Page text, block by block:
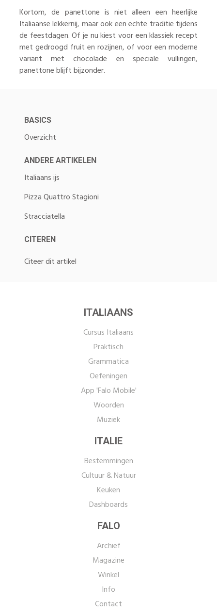
Kortom, de panettone is niet alleen een heerlijke
Italiaanse lekkernij, maar ook een echte traditie tijdens
de feestdagen. Of je nu kiest voor een klassiek recept
met gedroogd fruit en rozijnen, of voor een moderne
variant met chocolade en speciale vullingen,
panettone blijft bijzonder.
BASICS
Overzicht
ANDERE ARTIKELEN
Italiaans ijs
Pizza Quattro Stagioni
Stracciatella
CITEREN
Citeer dit artikel
ITALIAANS
Cursus Italiaans
Praktisch
Grammatica
Oefeningen
App 'Falo Mobile'
Woorden
Muziek
ITALIE
Bestemmingen
Cultuur & Natuur
Keuken
Dashboards
FALO
Archief
Magazine
Winkel
Info
Contact